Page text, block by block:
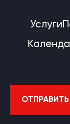
Услуги
ОТПРАВИТЬ